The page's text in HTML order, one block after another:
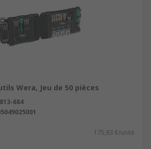
Wera, Jeu de 50 pièces
813-684
175,83 €/unité